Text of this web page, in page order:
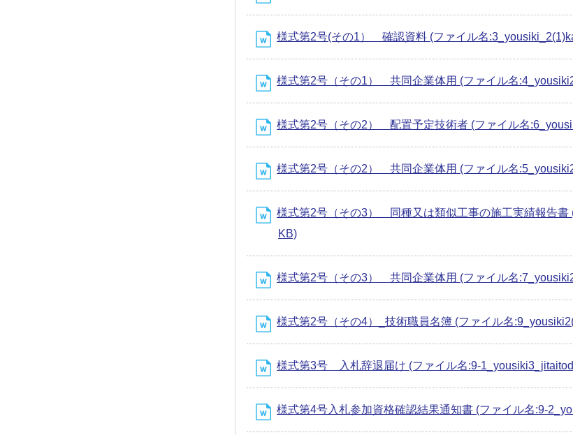
様式第2号(その1） 確認資料 (ファイル名
様式第2号（その1） 共同企業体用 (ファイル名
様式第2号（その2） 配置予定技術者 (ファイル名
様式第2号（その2） 共同企業体用 (ファイル名
様式第2号（その3） 同種又は類似工事の施工実績報告
KB)
様式第2号（その3） 共同企業体用 (ファイル名
様式第2号（その4）_技術職員名簿 (ファイル名
様式第3号 入札辞退届け (ファイル名:9-
様式第4号入札参加資格確認結果通知書 (ファイル名:9-